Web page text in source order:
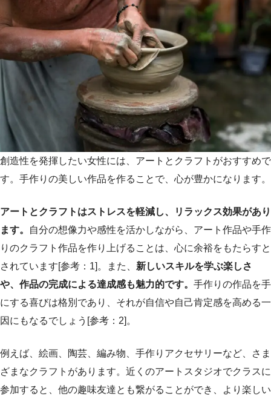
創造性を発揮したい女性には、アートとクラフトがおすすめで
す。手作りの美しい作品を作ることで、心が豊かになります。
アートとクラフトはストレスを軽減し、リラックス効果があり
ます。
自分の想像力や感性を活かしながら、アート作品や手作
りのクラフト作品を作り上げることは、心に余裕をもたらすと
されています[参考：1]。また、 新しいスキルを学ぶ楽しさ
や、作品の完成による達成感も魅力的です。 手作りの作品を手
にする喜びは格別であり、それが自信や自己肯定感を高める一
因にもなるでしょう[参考：2]。
例えば、絵画、陶芸、編み物、手作りアクセサリーなど、さま
ざまなクラフトがあります。近くのアートスタジオでクラスに
参加すると、他の趣味友達とも繋がることができ、より楽しい